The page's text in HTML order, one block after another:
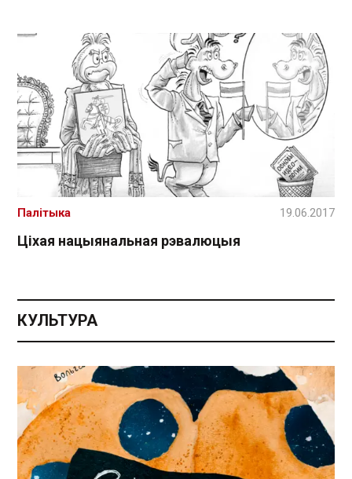
Ціхая нацыянальная рэвалюцыя
Палітыка 19.06.2017
КУЛЬТУРА